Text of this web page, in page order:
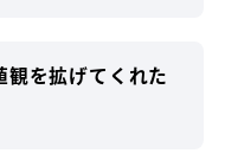
観を拡げてくれた